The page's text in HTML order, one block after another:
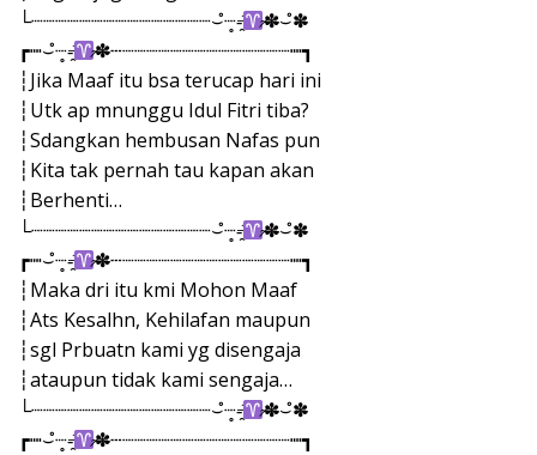
└┈┈┈┈┈┈┈┈┈┈┈┈┈┈┈⌣̊┈̥-̶̯͡
̷̴✽̶⌣̊✽̶
┏┉⌣̊┈̥-̶̯͡
̷̴✽̶┄┈┈┈┈┈┈┈┈┈┈┈┈┈┈┉┓
┆Jika Maaf itu bsa terucap hari ini
┆Utk ap mnunggu Idul Fitri tiba?
┆Sdangkan hembusan Nafas pun
┆Kita tak pernah tau kapan akan
┆Berhenti…
└┈┈┈┈┈┈┈┈┈┈┈┈┈┈┈⌣̊┈̥-̶̯͡
̷̴✽̶⌣̊✽̶
┏┉⌣̊┈̥-̶̯͡
̷̴✽̶┄┈┈┈┈┈┈┈┈┈┈┈┈┈┈┉┓
┆Maka dri itu kmi Mohon Maaf
┆Ats Kesalhn, Kehilafan maupun
┆sgl Prbuatn kami yg disengaja
┆ataupun tidak kami sengaja…
└┈┈┈┈┈┈┈┈┈┈┈┈┈┈┈⌣̊┈̥-̶̯͡
̷̴✽̶⌣̊✽̶
┏┉⌣̊┈̥-̶̯͡
̷̴✽̶┄┈┈┈┈┈┈┈┈┈┈┈┈┈┈┉┓